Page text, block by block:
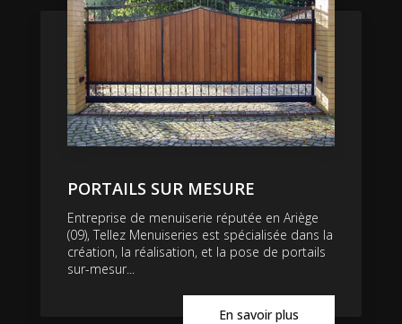
PORTAILS SUR MESURE
Entreprise de menuiserie réputée en Ariège
(09), Tellez Menuiseries est spécialisée dans la
création, la réalisation, et la pose de portails
sur-mesur...
En savoir plus